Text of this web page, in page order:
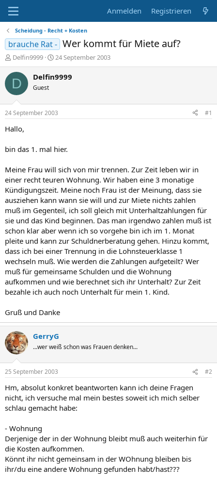
Anmelden Registrieren
Scheidung - Recht + Kosten
brauche Rat - Wer kommt für Miete auf?
E
r
s
e
r
Delfin9999
E
r
s
l
t
24 September 2003
D Delfin9999
Guest
24 September 2003 #1
Hallo,
bin das 1. mal hier.
Meine Frau will sich von mir trennen. Zur Zeit leben wir in
einer recht teuren Wohnung. Wir haben eine 3 monatige
Kündigungszeit. Meine noch Frau ist der Meinung, dass sie
ausziehen kann wann sie will und zur Miete nichts zahlen
muß im Gegenteil, ich soll gleich mit Unterhaltzahlungen für
sie und das Kind beginnen. Das man irgendwo zahlen muß ist
schon klar aber wenn ich so vorgehe bin ich im 1. Monat
pleite und kann zur Schuldnerberatung gehen. Hinzu kommt,
dass ich bei einer Trennung in die Lohnsteuerklasse 1
wechseln muß. Wie werden die Zahlungen aufgeteilt? Wer
muß für gemeinsame Schulden und die Wohnung
aufkommen und wie berechnet sich ihr Unterhalt? Zur Zeit
bezahle ich auch noch Unterhalt für mein 1. Kind.
Gruß und Danke
GerryG
...wer weiß schon was Frauen denken...
25 September 2003 #2
Hm, absolut konkret beantworten kann ich deine Fragen
nicht, ich versuche mal mein bestes soweit ich mich selber
schlau gemacht habe:
- Wohnung
Derjenige der in der Wohnung bleibt muß auch weiterhin für
die Kosten aufkommen.
Könnt ihr nicht gemeinsam in der WOhnung bleiben bis
ihr/du eine andere Wohnung gefunden habt/hast???